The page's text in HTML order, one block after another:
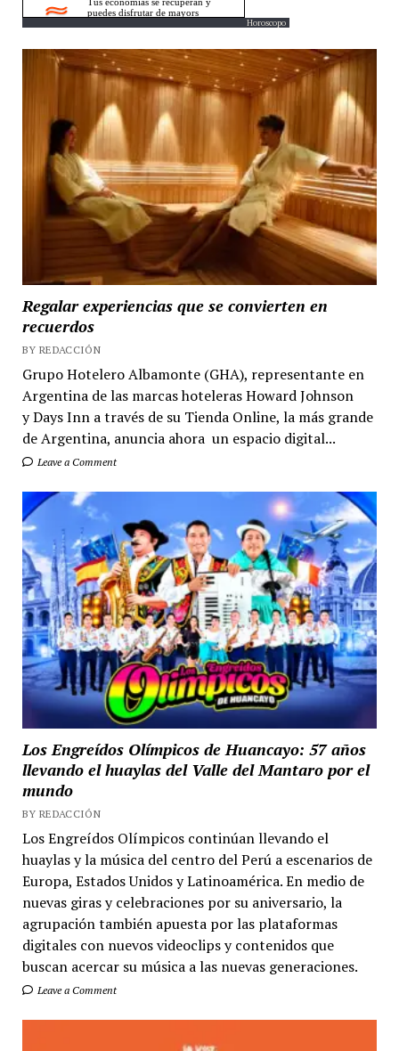
Horoscopo
Regalar experiencias que se convierten en
recuerdos
BY REDACCIÓN
Grupo Hotelero Albamonte (GHA), representante en
Argentina de las marcas hoteleras Howard Johnson
y Days Inn a través de su Tienda Online, la más grande
de Argentina, anuncia ahora un espacio digital...
Leave a Comment
Los Engreídos Olímpicos de Huancayo: 57 años
llevando el huaylas del Valle del Mantaro por el
mundo
BY REDACCIÓN
Los Engreídos Olímpicos continúan llevando el
huaylas y la música del centro del Perú a escenarios de
Europa, Estados Unidos y Latinoamérica. En medio de
nuevas giras y celebraciones por su aniversario, la
agrupación también apuesta por las plataformas
digitales con nuevos videoclips y contenidos que
buscan acercar su música a las nuevas generaciones.
Leave a Comment